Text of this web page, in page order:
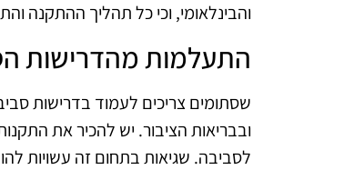
והבינלאומי, וכי כל תהליך ההתקנה
התעלמות מהדרישות
שסתומים צריכים לעמוד בדרישות
ובבריאות הציבור. יש להכיר את
לסביבה. שגיאות בתחום זה עשויות